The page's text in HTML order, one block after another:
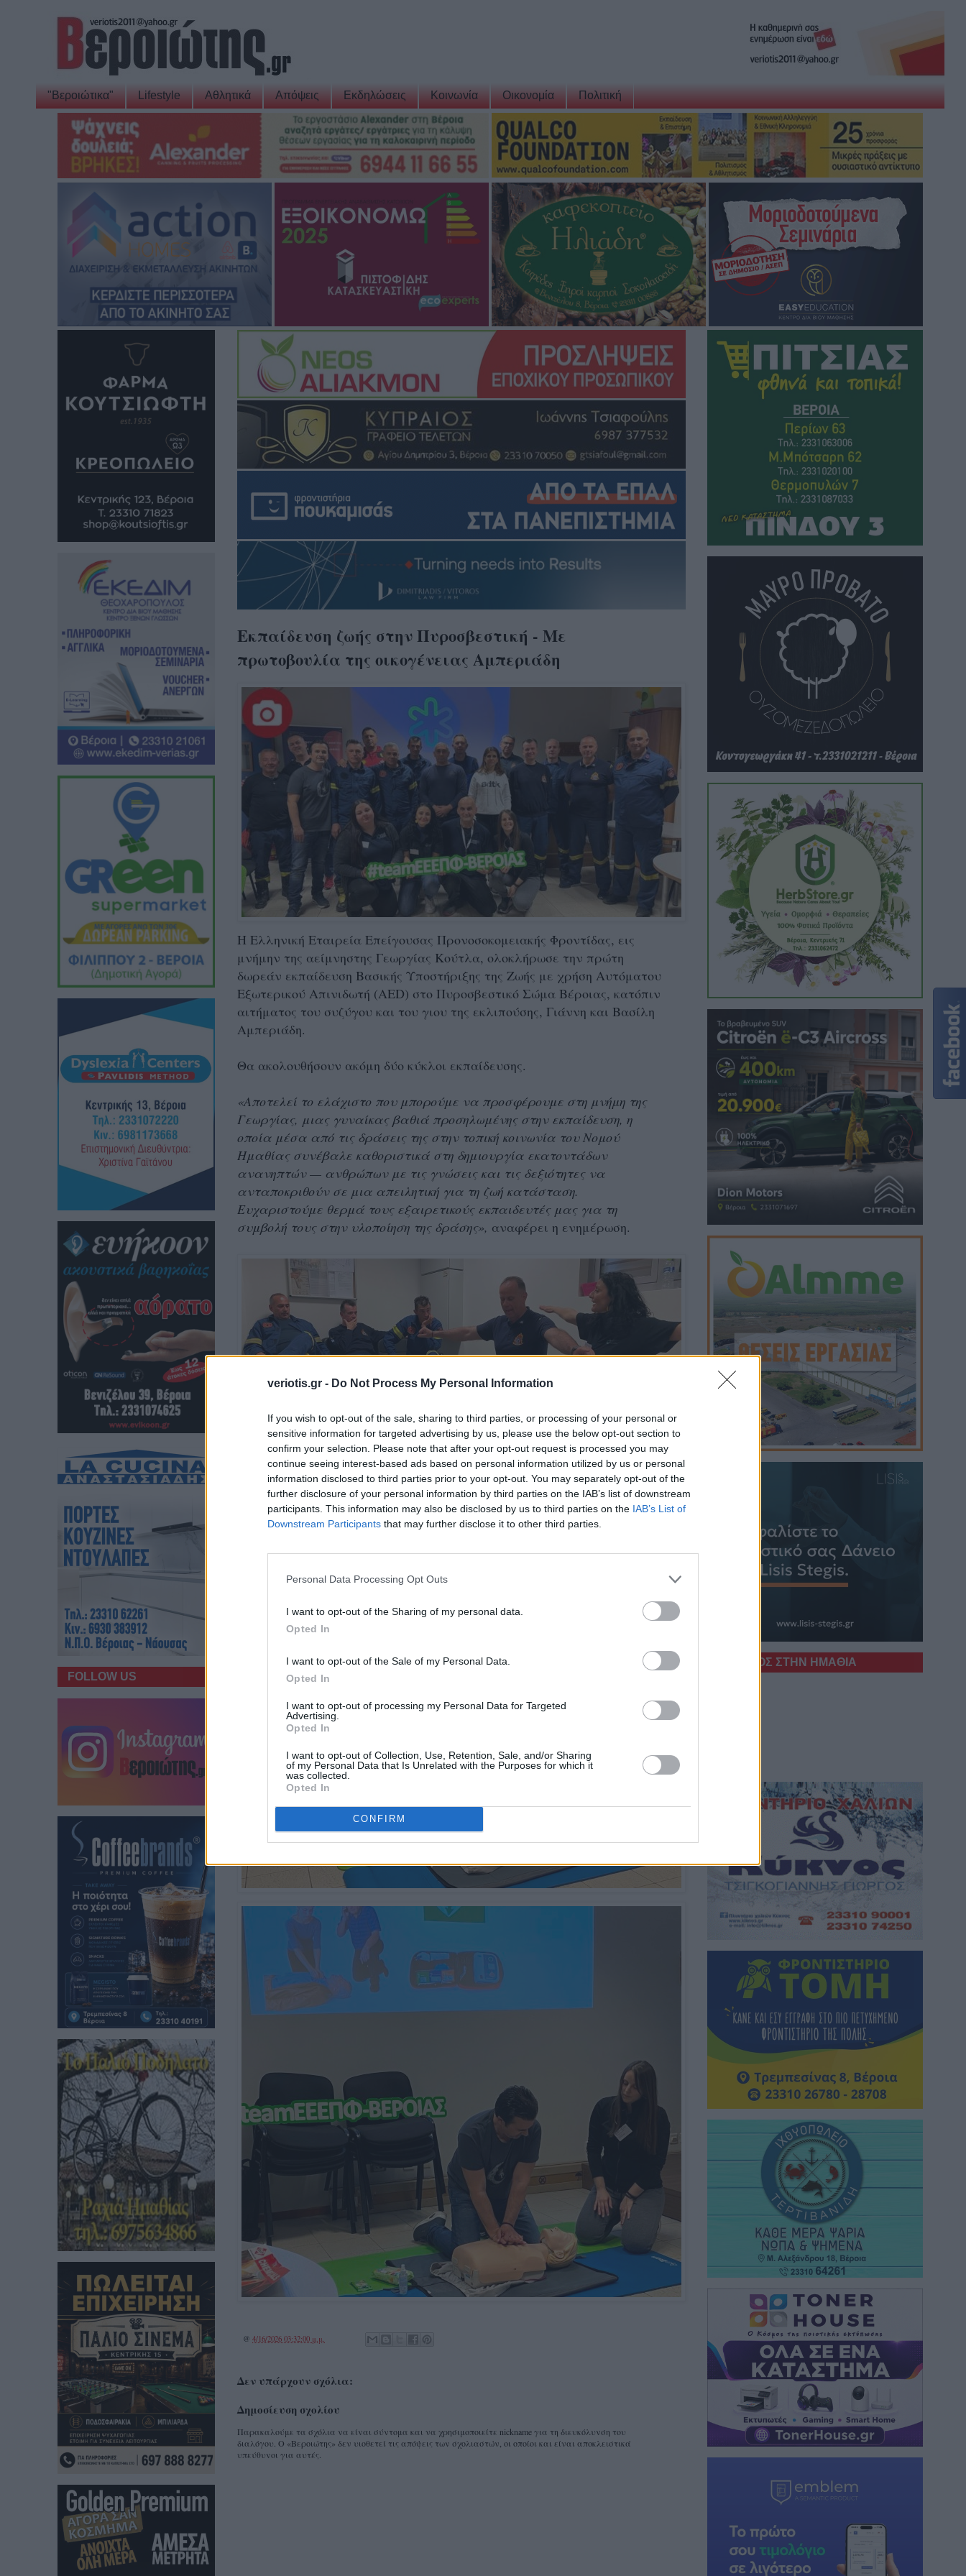
veriotis.gr - Do Not Process My Personal Information
If you wish to opt-out of the sale, sharing to third parties, or processing of your personal or
sensitive information for targeted advertising by us, please use the below opt-out section to
confirm your selection. Please note that after your opt-out request is processed you may
continue seeing interest-based ads based on personal information utilized by us or personal
information disclosed to third parties prior to your opt-out. You may separately opt-out of the
further disclosure of your personal information by third parties on the IAB’s list of downstream
participants. This information may also be disclosed by us to third parties on the IAB’s List of
Downstream Participants that may further disclose it to other third parties.
Personal Data Processing Opt Outs
I want to opt-out of the Sharing of my personal data.
Opted In
I want to opt-out of the Sale of my Personal Data.
Opted In
I want to opt-out of processing my Personal Data for Targeted
Advertising.
Opted In
I want to opt-out of Collection, Use, Retention, Sale, and/or Sharing
of my Personal Data that Is Unrelated with the Purposes for which it
was collected.
Opted In
CONFIRM
"Βεροιώτικα" Lifestyle Αθλητικά Απόψεις Εκδηλώσεις Κοινωνία Οικονομία Πολιτική
Εκπαίδευση ζωής στην Πυροσβεστική - Με
πρωτοβουλία της οικογένειας Αμπεριάδη
Η Ελληνική Εταιρεία Επείγουσας Προνοσοκομειακής Φροντίδας, εις
μνήμην της αείμνηστης Γεωργίας Κούτλα, ολοκλήρωσε την πρώτη
δωρεάν εκπαίδευση Βασικής Υποστήριξης της Ζωής με χρήση Αυτόματου
Εξωτερικού Απινιδωτή (AED) στο Πυροσβεστικό Σώμα Βέροιας, κατόπιν
αιτήματος του συζύγου και του γιου της εκλιπούσης, Γιάννη και Βασίλη
Αμπεριάδη.
Θα ακολουθήσουν ακόμη δύο κύκλοι εκπαίδευσης.
«Αποτελεί το ελάχιστο που μπορούμε να προσφέρουμε στη μνήμη της
Γεωργίας, μιας γυναίκας βαθιά προσηλωμένης στην εκπαίδευση, η
οποία μέσα από τις δράσεις της στην τοπική κοινωνία του Νομού
Ημαθίας συνέβαλε καθοριστικά στη δημιουργία εκατοντάδων
ανανηπτών — ανθρώπων με τις γνώσεις και τις δεξιότητες να
ανταποκριθούν σε μια απειλητική για τη ζωή κατάσταση.
Ευχαριστούμε θερμά τους εξαιρετικούς εκπαιδευτές μας για τη
συμβολή τους στην υλοποίηση της δράσης», αναφέρει η ενημέρωση.
@ 4/16/2026 03:32:00 μ.μ.
Δεν υπάρχουν σχόλια:
Δημοσίευση σχολίου
Παρακαλούμε τα σχόλια να είναι σύντομα και να χρησιμοποιείτε nickname για τη διευκόλυνση του
διαλόγου. Ο «Βεροιώτης» δεν υιοθετεί τις απόψεις των σχολιαστών, οι οποίοι και είναι αποκλειστικά
υπεύθυνοι για αυτές.
FOLLOW US
Ο ΚΑΙΡΟΣ ΣΤΗΝ ΗΜΑΘΙΑ